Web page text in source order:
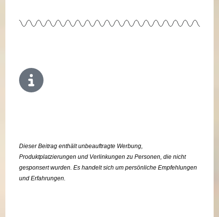
Dieser Beitrag enthält unbeauftragte Werbung,
Produktplatzierungen und Verlinkungen zu Personen, die nicht
gesponsert wurden. Es handelt sich um persönliche Empfehlungen
und Erfahrungen.